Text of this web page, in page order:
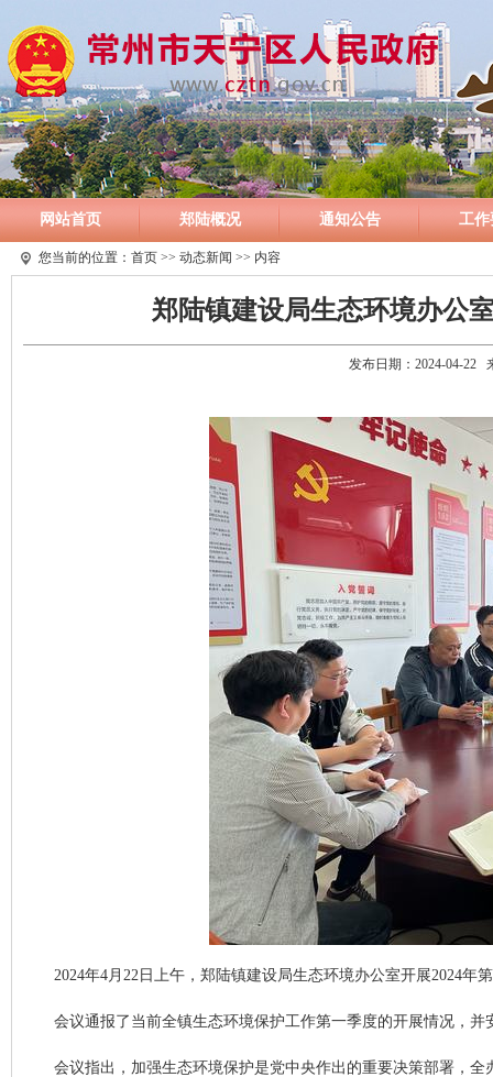
网站首页 郑陆概况 通知公告 工作
您当前的位置： 首页 >> 动态新闻 >> 内容
郑陆镇建设局生态环境办公
发布日期：2024-04-22
2024年4月22日上午，郑陆镇建设局生态环境办公室开展2024年
会议通报了当前全镇生态环境保护工作第一季度的开展情况，
会议指出，加强生态环境保护是党中央作出的重要决策部署，